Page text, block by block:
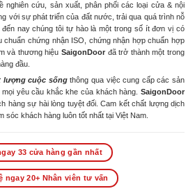
nghiên cứu, sản xuất, phân phối các loại cửa & nội
với sự phát triển của đất nước, trải qua quá trình nỗ
nay chúng tôi tự hào là một trong số ít đơn vị có
chuẩn chứng nhận ISO, chứng nhận hợp chuẩn hợp
và thương hiệu SaigonDoor đã trở thành một trong
đầu.
lượng cuộc sốngthông qua việc cung cấp các sản
yêu cầu khắc khe của khách hàng. SaigonDoor
hàng sự hài lòng tuyệt đối. Cam kết chất lượng dịch
sóc khách hàng luôn tốt nhất tại Việt Nam.
33 cửa hàng gần nhất
ngay 20+ Nhân viên tư vấn